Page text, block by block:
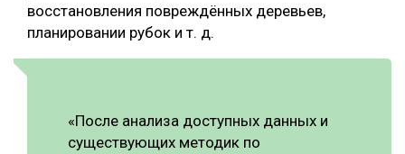
восстановления повреждённых деревьев,
планировании рубок и т. д.
«После анализа доступных данных и
существующих методик по